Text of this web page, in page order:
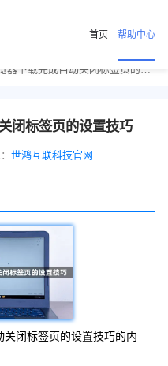
首页 帮助中心
下载完成自动关闭标签页的设置技巧
闭标签页的设置技巧
世鸿互联科技官网
关闭标签页的设置技巧的内